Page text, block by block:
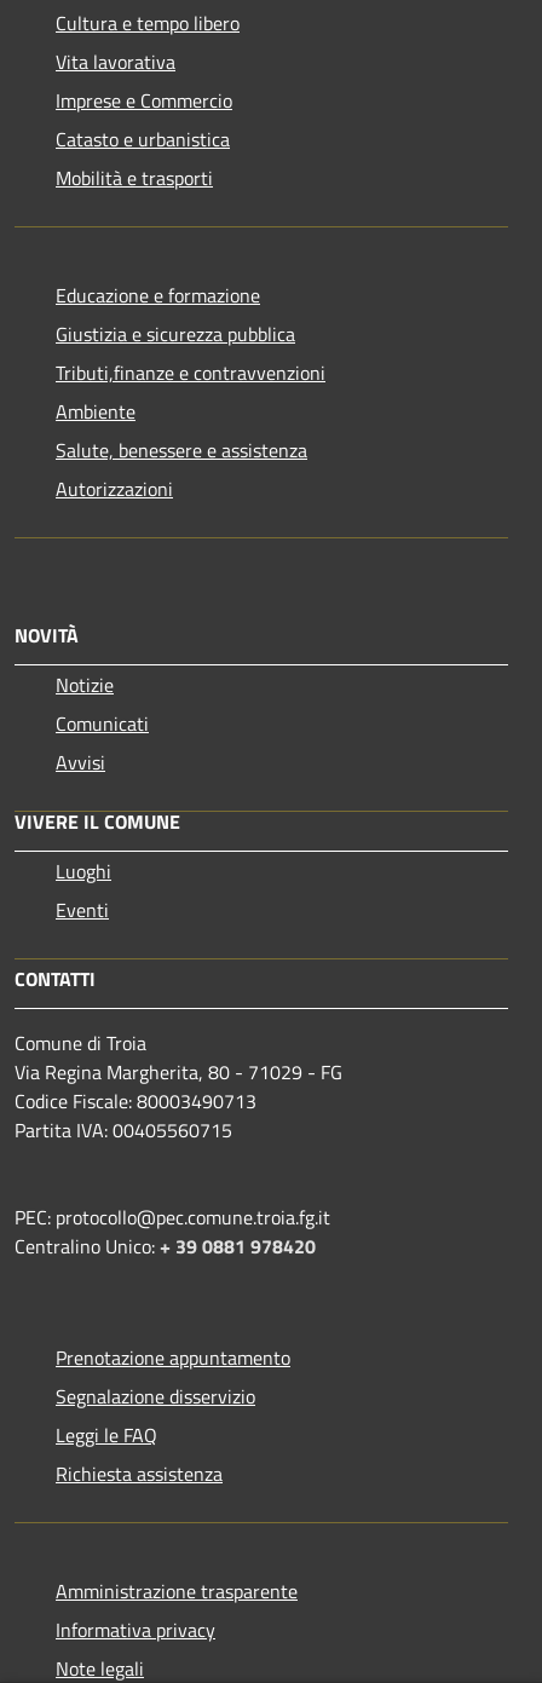
Cultura e tempo libero
Vita lavorativa
Imprese e Commercio
Catasto e urbanistica
Mobilità e trasporti
Educazione e formazione
Giustizia e sicurezza pubblica
Tributi,finanze e contravvenzioni
Ambiente
Salute, benessere e assistenza
Autorizzazioni
NOVITÀ
Notizie
Comunicati
Avvisi
VIVERE IL COMUNE
Luoghi
Eventi
CONTATTI
Comune di Troia
Via Regina Margherita, 80 - 71029 - FG
Codice Fiscale: 80003490713
Partita IVA: 00405560715
PEC: protocollo@pec.comune.troia.fg.it
Centralino Unico:+ 39 0881 978420
Prenotazione appuntamento
Segnalazione disservizio
Leggi le FAQ
Richiesta assistenza
Amministrazione trasparente
Informativa privacy
Note legali